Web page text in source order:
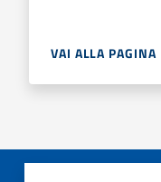
VAI ALLA PAGINA